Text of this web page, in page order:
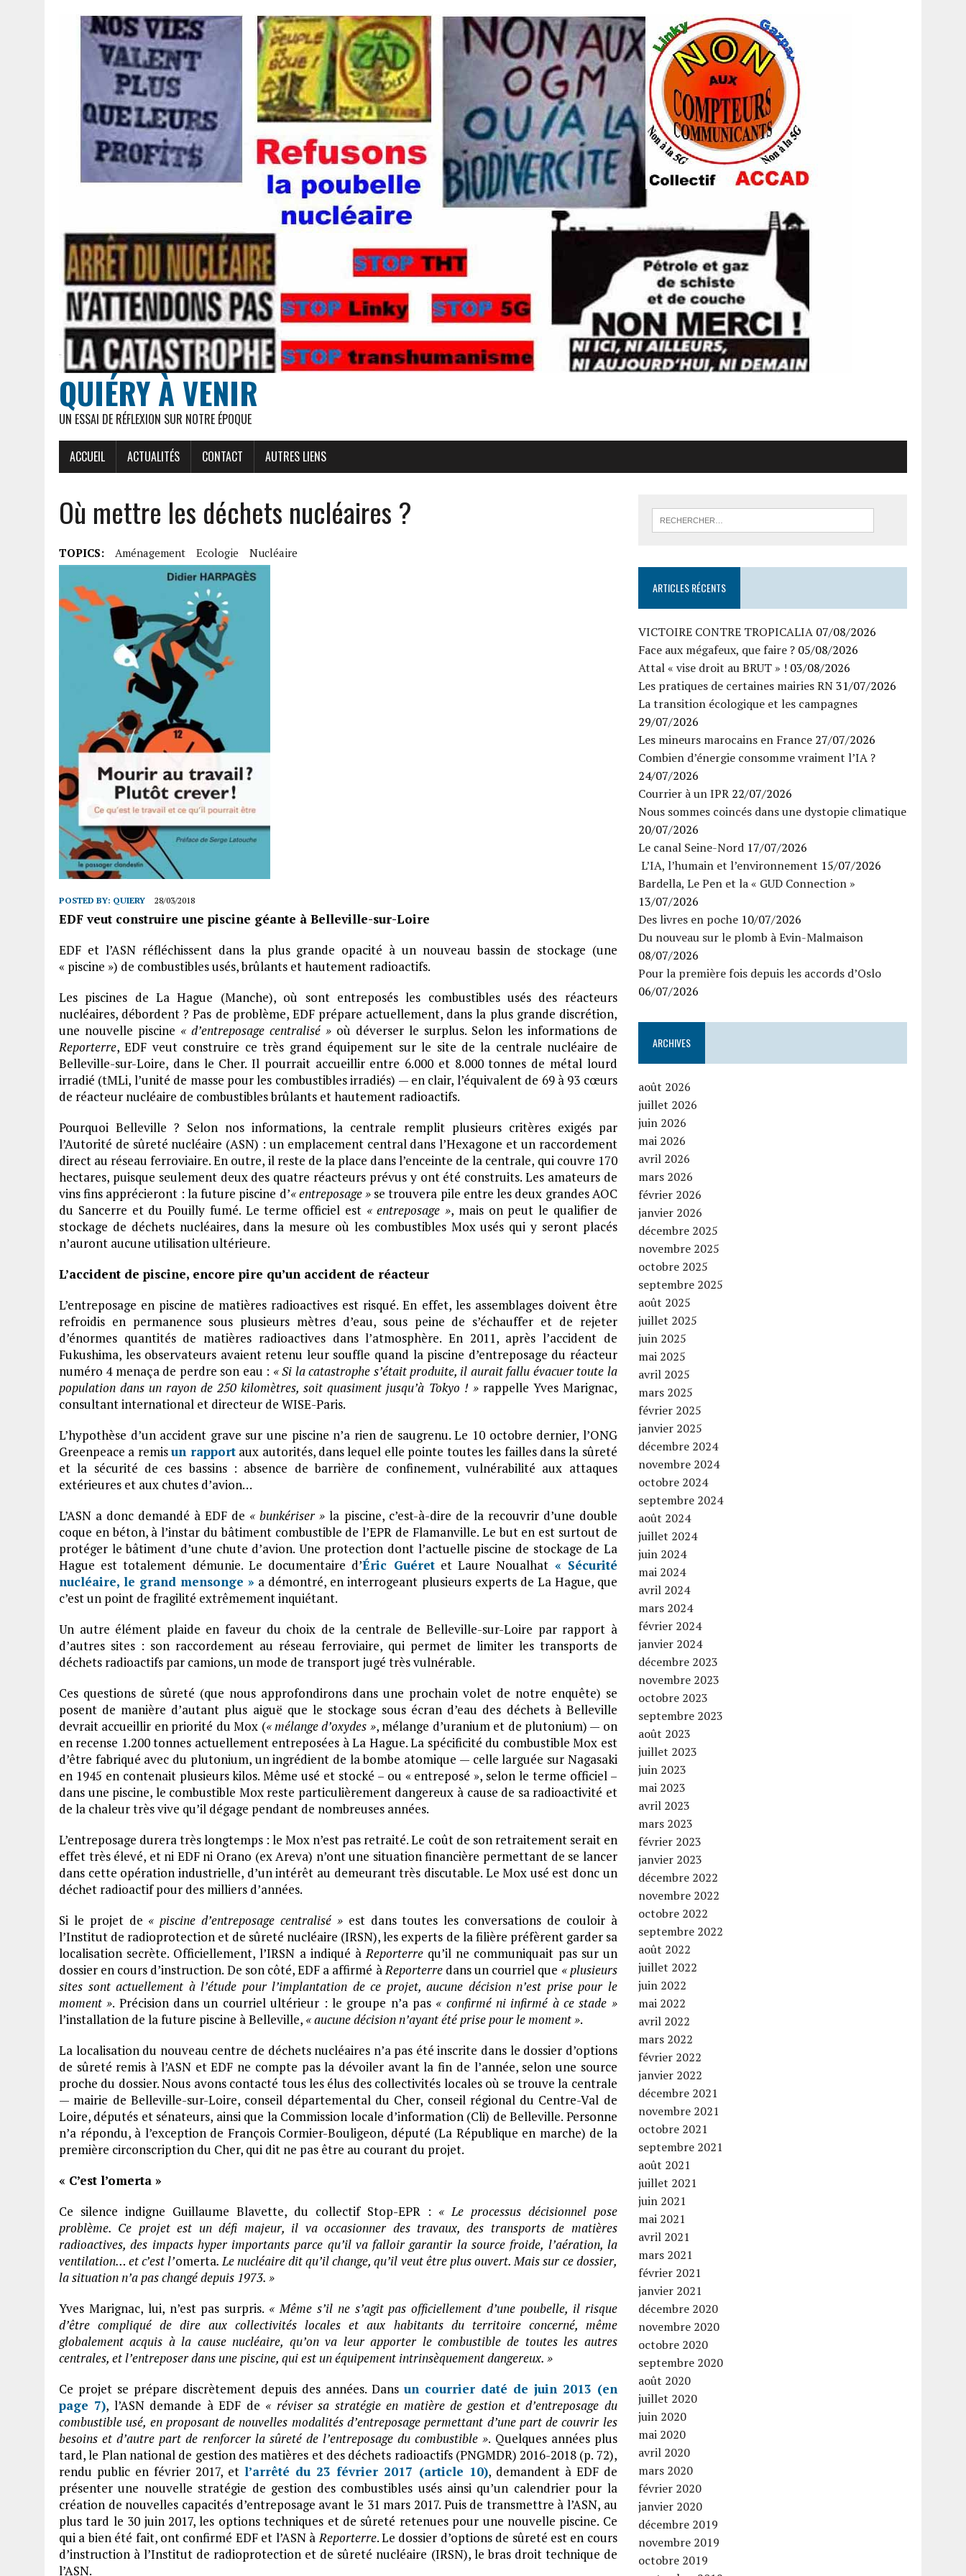
QUIÉRY À VENIR
UN ESSAI DE RÉFLEXION SUR NOTRE ÉPOQUE
ACCUEIL ACTUALITÉS CONTACT AUTRES LIENS
Où mettre les déchets nucléaires ?
TOPICS: Aménagement Ecologie Nucléaire
POSTED BY: QUIERY 28/03/2018
EDF veut construire une piscine géante à Belleville-sur-Loire
EDF et l’ASN réfléchissent dans la plus grande opacité à un nouveau bassin de stockage (une
« piscine ») de combustibles usés, brûlants et hautement radioactifs.
Les piscines de La Hague (Manche), où sont entreposés les combustibles usés des réacteurs
nucléaires, débordent ? Pas de problème, EDF prépare actuellement, dans la plus grande discrétion,
une nouvelle piscine « d’entreposage centralisé »où déverser le surplus. Selon les informations de
Reporterre, EDF veut construire ce très grand équipement sur le site de la centrale nucléaire de
Belleville-sur-Loire, dans le Cher. Il pourrait accueillir entre 6.000 et 8.000 tonnes de métal lourd
irradié (tMLi, l’unité de masse pour les combustibles irradiés) — en clair, l’équivalent de 69 à 93 cœurs
de réacteur nucléaire de combustibles brûlants et hautement radioactifs.
Pourquoi Belleville ? Selon nos informations, la centrale remplit plusieurs critères exigés par
l’Autorité de sûreté nucléaire (ASN) : un emplacement central dans l’Hexagone et un raccordement
direct au réseau ferroviaire. En outre, il reste de la place dans l’enceinte de la centrale, qui couvre 170
hectares, puisque seulement deux des quatre réacteurs prévus y ont été construits. Les amateurs de
vins fins apprécieront : la future piscine d’« entreposage » se trouvera pile entre les deux grandes AOC
du Sancerre et du Pouilly fumé. Le terme officiel est « entreposage », mais on peut le qualifier de
stockage de déchets nucléaires, dans la mesure où les combustibles Mox usés qui y seront placés
n’auront aucune utilisation ultérieure.
L’accident de piscine, encore pire qu’un accident de réacteur
L’entreposage en piscine de matières radioactives est risqué. En effet, les assemblages doivent être
refroidis en permanence sous plusieurs mètres d’eau, sous peine de s’échauffer et de rejeter
d’énormes quantités de matières radioactives dans l’atmosphère. En 2011, après l’accident de
Fukushima, les observateurs avaient retenu leur souffle quand la piscine d’entreposage du réacteur
numéro 4 menaça de perdre son eau : « Si la catastrophe s’était produite, il aurait fallu évacuer toute la
population dans un rayon de 250 kilomètres, soit quasiment jusqu’à Tokyo ! »rappelle Yves Marignac,
consultant international et directeur de WISE-Paris.
L’hypothèse d’un accident grave sur une piscine n’a rien de saugrenu. Le 10 octobre dernier, l’ONG
Greenpeace a remisun rapportaux autorités, dans lequel elle pointe toutes les failles dans la sûreté
et la sécurité de ces bassins : absence de barrière de confinement, vulnérabilité aux attaques
extérieures et aux chutes d’avion…
L’ASN a donc demandé à EDF de « bunkériser » la piscine, c’est-à-dire de la recouvrir d’une double
coque en béton, à l’instar du bâtiment combustible de l’EPR de Flamanville. Le but en est surtout de
protéger le bâtiment d’une chute d’avion. Une protection dont l’actuelle piscine de stockage de La
Hague est totalement démunie. Le documentaire d’Éric Guéretet Laure Noualhat « Sécurité
nucléaire, le grand mensonge » a démontré, en interrogeant plusieurs experts de La Hague, que
c’est un point de fragilité extrêmement inquiétant.
Un autre élément plaide en faveur du choix de la centrale de Belleville-sur-Loire par rapport à
d’autres sites : son raccordement au réseau ferroviaire, qui permet de limiter les transports de
déchets radioactifs par camions, un mode de transport jugé très vulnérable.
Ces questions de sûreté (que nous approfondirons dans une prochain volet de notre enquête) se
posent de manière d’autant plus aiguë que le stockage sous écran d’eau des déchets à Belleville
devrait accueillir en priorité du Mox (« mélange d’oxydes », mélange d’uranium et de plutonium) — on
en recense 1.200 tonnes actuellement entreposées à La Hague. La spécificité du combustible Mox est
d’être fabriqué avec du plutonium, un ingrédient de la bombe atomique — celle larguée sur Nagasaki
en 1945 en contenait plusieurs kilos. Même usé et stocké – ou « entreposé », selon le terme officiel –
dans une piscine, le combustible Mox reste particulièrement dangereux à cause de sa radioactivité et
de la chaleur très vive qu’il dégage pendant de nombreuses années.
L’entreposage durera très longtemps : le Mox n’est pas retraité. Le coût de son retraitement serait en
effet très élevé, et ni EDF ni Orano (ex Areva) n’ont une situation financière permettant de se lancer
dans cette opération industrielle, d’un intérêt au demeurant très discutable. Le Mox usé est donc un
déchet radioactif pour des milliers d’années.
Si le projet de « piscine d’entreposage centralisé »est dans toutes les conversations de couloir à
l’Institut de radioprotection et de sûreté nucléaire (IRSN), les experts de la filière préfèrent garder sa
localisation secrète. Officiellement, l’IRSN a indiqué àReporterrequ’il ne communiquait pas sur un
dossier en cours d’instruction. De son côté, EDF a affirmé àReporterredans un courriel que « plusieurs
sites sont actuellement à l’étude pour l’implantation de ce projet, aucune décision n’est prise pour le
moment ». Précision dans un courriel ultérieur : le groupe n’a pas « confirmé ni infirmé à ce stade »
l’installation de la future piscine à Belleville, « aucune décision n’ayant été prise pour le moment ».
La localisation du nouveau centre de déchets nucléaires n’a pas été inscrite dans le dossier d’options
de sûreté remis à l’ASN et EDF ne compte pas la dévoiler avant la fin de l’année, selon une source
proche du dossier. Nous avons contacté tous les élus des collectivités locales où se trouve la centrale
— mairie de Belleville-sur-Loire, conseil départemental du Cher, conseil régional du Centre-Val de
Loire, députés et sénateurs, ainsi que la Commission locale d’information (Cli) de Belleville. Personne
n’a répondu, à l’exception de François Cormier-Bouligeon, député (La République en marche) de la
première circonscription du Cher, qui dit ne pas être au courant du projet.
« C’est l’omerta »
Ce silence indigne Guillaume Blavette, du collectif Stop-EPR : « Le processus décisionnel pose
problème. Ce projet est un défi majeur, il va occasionner des travaux, des transports de matières
radioactives, des impacts hyper importants parce qu’il va falloir garantir la source froide, l’aération, la
ventilation… et c’est l’omerta. Le nucléaire dit qu’il change, qu’il veut être plus ouvert. Mais sur ce dossier,
la situation n’a pas changé depuis 1973. »
Yves Marignac, lui, n’est pas surpris. « Même s’il ne s’agit pas officiellement d’une poubelle, il risque
d’être compliqué de dire aux collectivités locales et aux habitants du territoire concerné, même
globalement acquis à la cause nucléaire, qu’on va leur apporter le combustible de toutes les autres
centrales, et l’entreposer dans une piscine, qui est un équipement intrinsèquement dangereux. »
Ce projet se prépare discrètement depuis des années. Dans un courrier daté de juin 2013 (en
page 7), l’ASN demande à EDF de « réviser sa stratégie en matière de gestion et d’entreposage du
combustible usé, en proposant de nouvelles modalités d’entreposage permettant d’une part de couvrir les
besoins et d’autre part de renforcer la sûreté de l’entreposage du combustible ». Quelques années plus
tard, le Plan national de gestion des matières et des déchets radioactifs (PNGMDR) 2016-2018 (p. 72),
rendu public en février 2017, etl’arrêté du 23 février 2017 (article 10), demandent à EDF de
présenter une nouvelle stratégie de gestion des combustibles usés ainsi qu’un calendrier pour la
création de nouvelles capacités d’entreposage avant le 31 mars 2017. Puis de transmettre à l’ASN, au
plus tard le 30 juin 2017, les options techniques et de sûreté retenues pour une nouvelle piscine. Ce
qui a bien été fait, ont confirmé EDF et l’ASN àReporterre. Le dossier d’options de sûreté est en cours
d’instruction à l’Institut de radioprotection et de sûreté nucléaire (IRSN), le bras droit technique de
l’ASN.
ARTICLES RÉCENTS
VICTOIRE CONTRE TROPICALIA 07/08/2026
Face aux mégafeux, que faire ? 05/08/2026
Attal « vise droit au BRUT » ! 03/08/2026
Les pratiques de certaines mairies RN31/07/2026
La transition écologique et les campagnes
29/07/2026
Les mineurs marocains en France 27/07/2026
Combien d’énergie consomme vraiment l’IA ?
24/07/2026
Courrier à un IPR 22/07/2026
Nous sommes coincés dans une dystopie climatique
20/07/2026
Le canal Seine-Nord 17/07/2026
L’IA, l’humain et l’environnement 15/07/2026
Bardella, Le Pen et la « GUD Connection »
13/07/2026
Des livres en poche 10/07/2026
Du nouveau sur le plomb à Evin-Malmaison
08/07/2026
Pour la première fois depuis les accords d’Oslo
06/07/2026
ARCHIVES
août 2026
juillet 2026
juin 2026
mai 2026
avril 2026
mars 2026
février 2026
janvier 2026
décembre 2025
novembre 2025
octobre 2025
septembre 2025
août 2025
juillet 2025
juin 2025
mai 2025
avril 2025
mars 2025
février 2025
janvier 2025
décembre 2024
novembre 2024
octobre 2024
septembre 2024
août 2024
juillet 2024
juin 2024
mai 2024
avril 2024
mars 2024
février 2024
janvier 2024
décembre 2023
novembre 2023
octobre 2023
septembre 2023
août 2023
juillet 2023
juin 2023
mai 2023
avril 2023
mars 2023
février 2023
janvier 2023
décembre 2022
novembre 2022
octobre 2022
septembre 2022
août 2022
juillet 2022
juin 2022
mai 2022
avril 2022
mars 2022
février 2022
janvier 2022
décembre 2021
novembre 2021
octobre 2021
septembre 2021
août 2021
juillet 2021
juin 2021
mai 2021
avril 2021
mars 2021
février 2021
janvier 2021
décembre 2020
novembre 2020
octobre 2020
septembre 2020
août 2020
juillet 2020
juin 2020
mai 2020
avril 2020
mars 2020
février 2020
janvier 2020
décembre 2019
novembre 2019
octobre 2019